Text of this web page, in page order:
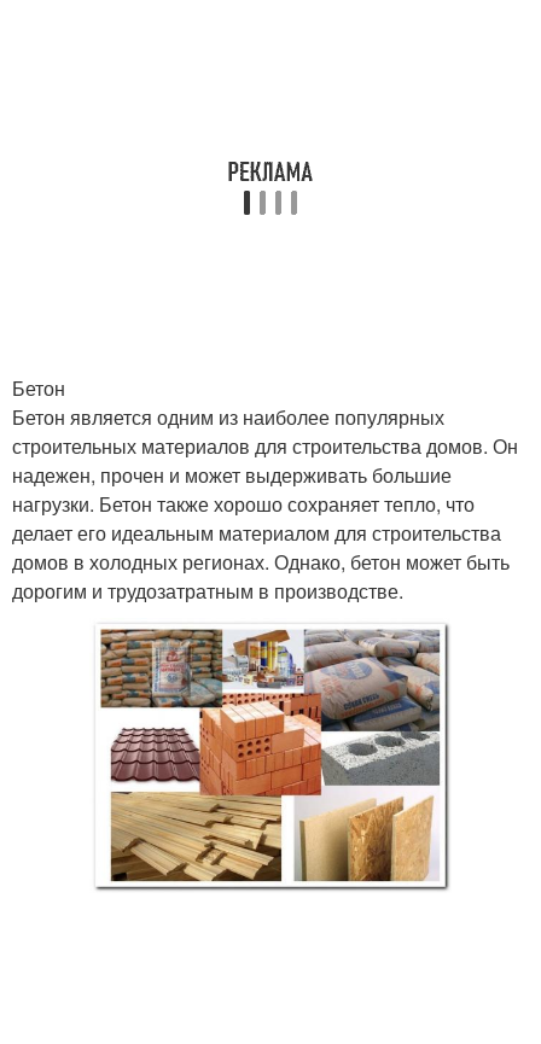
Бетон
Бетон является одним из наиболее популярных
строительных материалов для строительства домов. Он
надежен, прочен и может выдерживать большие
нагрузки. Бетон также хорошо сохраняет тепло, что
делает его идеальным материалом для строительства
домов в холодных регионах. Однако, бетон может быть
дорогим и трудозатратным в производстве.